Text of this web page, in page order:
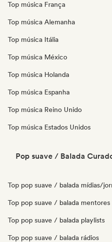
Top música França
Top música Alemanha
Top música Itália
Top música México
Top música Holanda
Top música Espanha
Top música Reino Unido
Top música Estados Unidos
Pop suave / Balada
Top pop suave / balada mídias/
Top pop suave / balada mentores
Top pop suave / balada playlists
Top pop suave / balada rádios